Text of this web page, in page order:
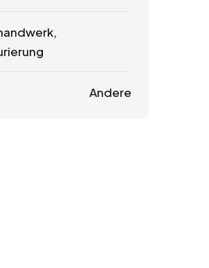
Andere